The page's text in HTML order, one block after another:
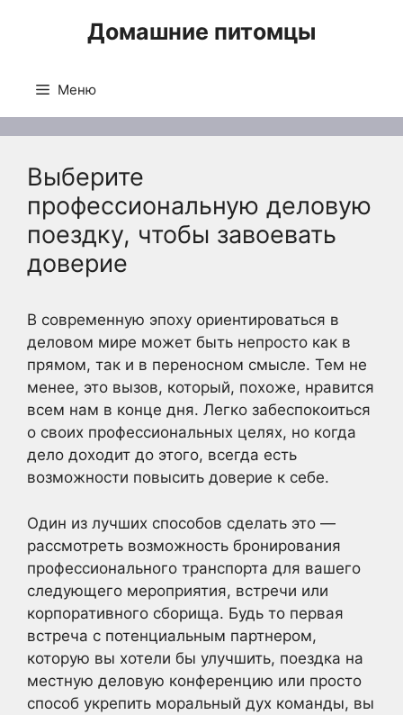
Домашние питомцы
Меню
Выберите
профессиональную деловую
поездку, чтобы завоевать
доверие
В современную эпоху ориентироваться в
деловом мире может быть непросто как в
прямом, так и в переносном смысле. Тем не
менее, это вызов, который, похоже, нравится
всем нам в конце дня. Легко забеспокоиться
о своих профессиональных целях, но когда
дело доходит до этого, всегда есть
возможности повысить доверие к себе.
Один из лучших способов сделать это —
рассмотреть возможность бронирования
профессионального транспорта для вашего
следующего мероприятия, встречи или
корпоративного сборища. Будь то первая
встреча с потенциальным партнером,
которую вы хотели бы улучшить, поездка на
местную деловую конференцию или просто
способ укрепить моральный дух команды, вы